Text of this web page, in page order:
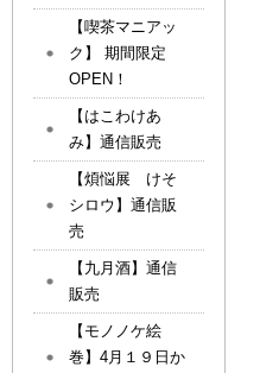
【喫茶マニアッ
ク】 期間限定
OPEN！
【はこわけあ
み】通信販売
【煩悩展 けそ
シロウ】通信販
売
【九月酒】通信
販売
【モノノケ絵
巻】4月１９日か